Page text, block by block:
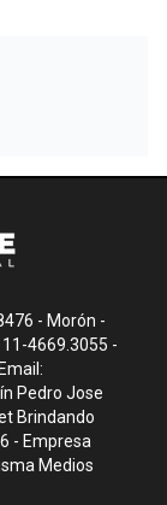
- Morón -
4669.3055 -
Pedro Jose
Brindando
- Empresa
Medios